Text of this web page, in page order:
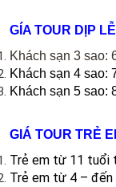
​GÍA TOUR DỊP
Khách sạn 3 sao:
Khách sạn 4 sao:
Khách sạn 5 sao:
GIÁ TOUR TRẺ
Trẻ em từ 11 tuổi
Trẻ em từ 4 – đến